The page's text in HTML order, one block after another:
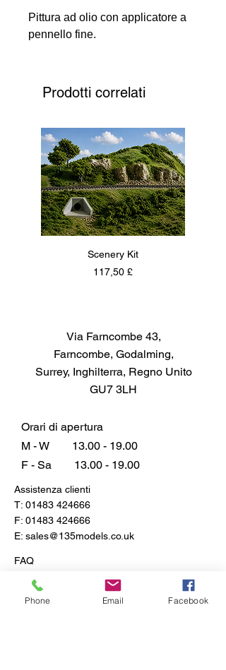
Pittura ad olio con applicatore a
pennello fine.
Prodotti correlati
Scenery Kit
Prezzo
117,50 £
Via Farncombe 43,
Farncombe, Godalming,
Surrey, Inghilterra, Regno Unito
GU7 3LH
Orari di apertura
M - W
13.00 - 19.00
F - Sa
13.00 - 19.00
Assistenza clienti
T: 01483 424666
F: 01483 424666
E: sales@135models.co.uk
FAQ
Spedizione e resi
Politica del negozio
Phone Email Facebook